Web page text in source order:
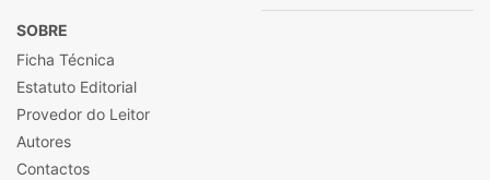
SOBRE
Ficha Técnica
Estatuto Editorial
Provedor do Leitor
Autores
Contactos